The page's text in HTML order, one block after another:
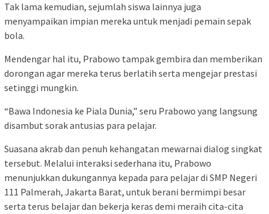
Tak lama kemudian, sejumlah siswa lainnya juga
menyampaikan impian mereka untuk menjadi pemain sepak
bola.
Mendengar hal itu, Prabowo tampak gembira dan memberikan
dorongan agar mereka terus berlatih serta mengejar prestasi
setinggi mungkin.
“Bawa Indonesia ke Piala Dunia,” seru Prabowo yang langsung
disambut sorak antusias para pelajar.
Suasana akrab dan penuh kehangatan mewarnai dialog singkat
tersebut. Melalui interaksi sederhana itu, Prabowo
menunjukkan dukungannya kepada para pelajar di SMP Negeri
111 Palmerah, Jakarta Barat, untuk berani bermimpi besar
serta terus belajar dan bekerja keras demi meraih cita-cita